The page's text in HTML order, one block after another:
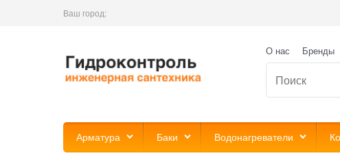
Ваш город:
О нас Бренды
Арматура Баки Водонагреватели